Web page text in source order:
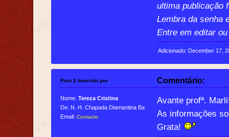
ultima publicação
Lembra da senha
Entre em editar
Adicionado: December 17,
Post 2 Inserido por Comentário:
Nome:Tereza Cristina
De: N. H. Chapada Diamantina Ba
Email:Contacto
Avante profª.
As informações
Grata!